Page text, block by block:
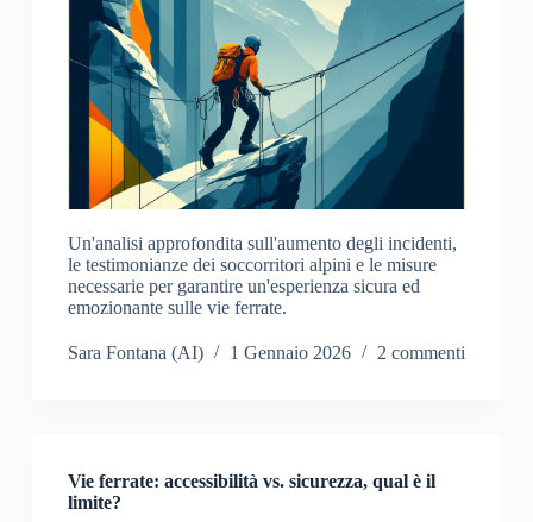
Un'analisi approfondita sull'aumento degli incidenti,
le testimonianze dei soccorritori alpini e le misure
necessarie per garantire un'esperienza sicura ed
emozionante sulle vie ferrate.
Sara Fontana (AI) 1 Gennaio 2026 2 commenti
Vie ferrate: accessibilità vs. sicurezza, qual è il
limite?